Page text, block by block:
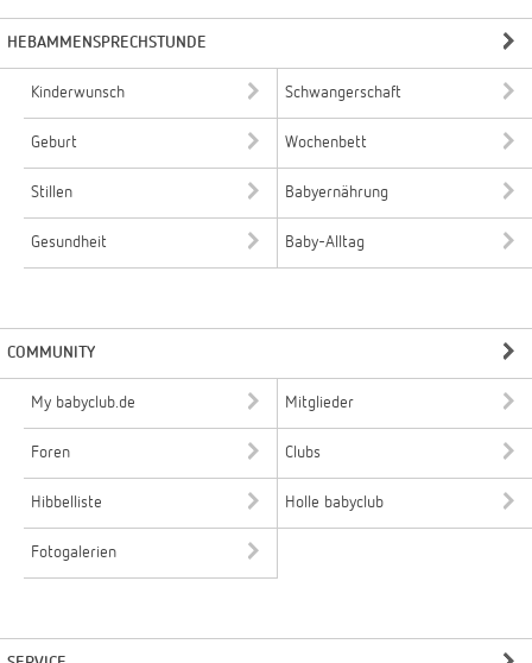
HEBAMMENSPRECHSTUNDE
Kinderwunsch Schwangerschaft
Geburt Wochenbett
Stillen Babyernährung
Gesundheit Baby-Alltag
COMMUNITY
My babyclub.de Mitglieder
Foren Clubs
Hibbelliste Holle babyclub
Fotogalerien